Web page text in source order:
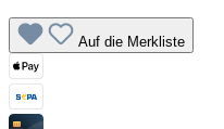
Auf die Merkliste